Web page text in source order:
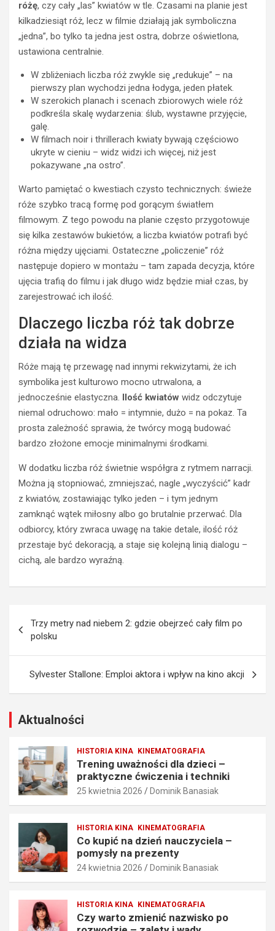
różę, czy cały „las” kwiatów w tle. Czasami na planie jest
kilkadziesiąt róż, lecz w filmie działają jak symboliczna
„jedna”, bo tylko ta jedna jest ostra, dobrze oświetlona,
ustawiona centralnie.
W zbliżeniach liczba róż zwykle się „redukuje” – na
pierwszy plan wychodzi jedna łodyga, jeden płatek.
W szerokich planach i scenach zbiorowych wiele róż
podkreśla skalę wydarzenia: ślub, wystawne przyjęcie,
galę.
W filmach noir i thrillerach kwiaty bywają częściowo
ukryte w cieniu – widz widzi ich więcej, niż jest
pokazywane „na ostro”.
Warto pamiętać o kwestiach czysto technicznych: świeże
róże szybko tracą formę pod gorącym światłem
filmowym. Z tego powodu na planie często przygotowuje
się kilka zestawów bukietów, a liczba kwiatów potrafi być
różna między ujęciami. Ostateczne „policzenie” róż
następuje dopiero w montażu – tam zapada decyzja, które
ujęcia trafią do filmu i jak długo widz będzie miał czas, by
zarejestrować ich ilość.
Dlaczego liczba róż tak dobrze
działa na widza
Róże mają tę przewagę nad innymi rekwizytami, że ich
symbolika jest kulturowo mocno utrwalona, a
jednocześnie elastyczna. Ilość kwiatów widz odczytuje
niemal odruchowo: mało = intymnie, dużo = na pokaz. Ta
prosta zależność sprawia, że twórcy mogą budować
bardzo złożone emocje minimalnymi środkami.
W dodatku liczba róż świetnie współgra z rytmem narracji.
Można ją stopniować, zmniejszać, nagle „wyczyścić” kadr
z kwiatów, zostawiając tylko jeden – i tym jednym
zamknąć wątek miłosny albo go brutalnie przerwać. Dla
odbiorcy, który zwraca uwagę na takie detale, ilość róż
przestaje być dekoracją, a staje się kolejną linią dialogu –
cichą, ale bardzo wyraźną.
wpisu
Trzy metry nad niebem 2: gdzie obejrzeć cały film po
polsku
Sylvester Stallone: Emploi aktora i wpływ na kino akcji
Aktualności
HISTORIA KINA KINEMATOGRAFIA
Trening uważności dla dzieci –
praktyczne ćwiczenia i techniki
25 kwietnia 2026 Dominik Banasiak
HISTORIA KINA KINEMATOGRAFIA
Co kupić na dzień nauczyciela –
pomysły na prezenty
24 kwietnia 2026 Dominik Banasiak
HISTORIA KINA KINEMATOGRAFIA
Czy warto zmienić nazwisko po
HISTORIA
KINA
KINEMATOGRAFIA
T
e
n
g
u
w
a
n
o
ś
c
d
a
z
c
p
a
y
z
e
ć
w
c
z
e
a
t
e
HISTORIA
KINA
C
o
k
u
p
ć
n
d
z
e
a
c
c
e
a
–
p
o
m
y
s
y
n
a
p